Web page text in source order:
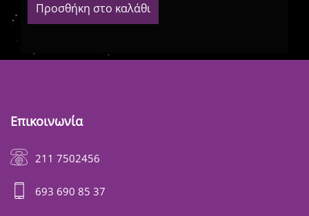
Προσθήκη στο καλάθι
Επικοινωνία
211 7502456
693 690 85 37